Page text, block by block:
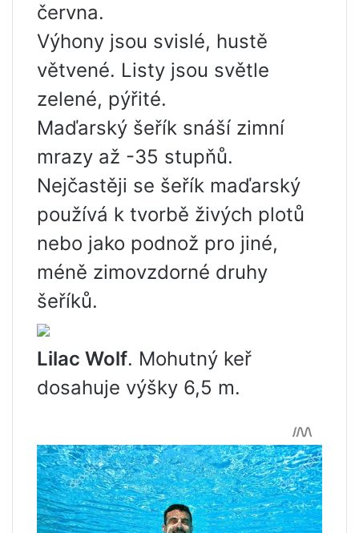
června.
Výhony jsou svislé, hustě
větvené. Listy jsou světle
zelené, pýřité.
Maďarský šeřík snáší zimní
mrazy až -35 stupňů.
Nejčastěji se šeřík maďarský
používá k tvorbě živých plotů
nebo jako podnož pro jiné,
méně zimovzdorné druhy
šeříků.
Lilac Wolf. Mohutný keř
dosahuje výšky 6,5 m.